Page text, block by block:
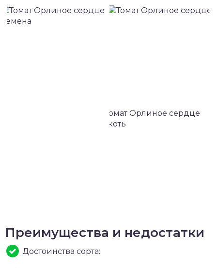
Преимущества и недостатки
Достоинства сорта: